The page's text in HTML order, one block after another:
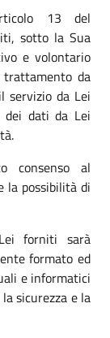
13 del
sotto la Sua
e volontario
da
servizio da Lei
dei dati da Lei
consenso al
la possibilità di
forniti sarà
formato ed
e informatici
sicurezza e la